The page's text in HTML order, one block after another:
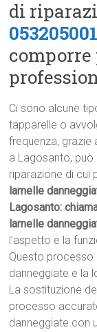
di
Ci sono alcune
tapparelle o
frequenza, grazie
a Lagosanto, può
riparazione di
lamelle
Lagosanto:
lamelle
l’aspetto e la
Questo processo
danneggiate e la
La sostituzione
processo
danneggiate con